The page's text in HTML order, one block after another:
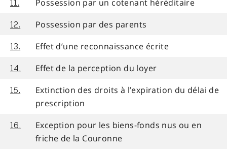
11. Possession par un cotenant héréditaire
12. Possession par des parents
13. Effet d’une reconnaissance écrite
14. Effet de la perception du loyer
15.
Extinction des droits à l’expiration du délai de
prescription
16.
Exception pour les biens-fonds nus ou en
friche de la Couronne